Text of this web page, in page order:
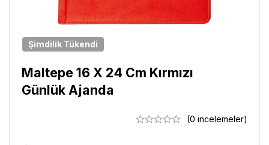
Şimdilik Tükendi
Maltepe 16 X 24 Cm Kırmızı
Günlük Ajanda
(0 incelemeler)